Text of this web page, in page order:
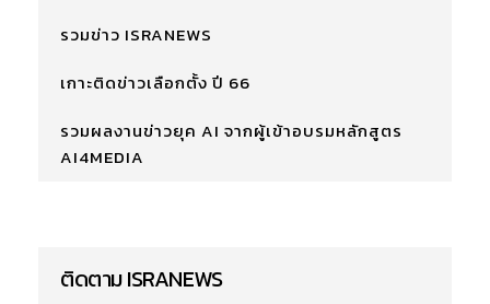
รวมข่าว ISRANEWS
เกาะติดข่าวเลือกตั้ง ปี 66
รวมผลงานข่าวยุค AI จากผู้เข้าอบรมหลักสูตร
AI4MEDIA
ติดตาม ISRANEWS